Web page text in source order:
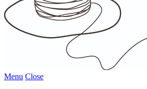
Menu Close